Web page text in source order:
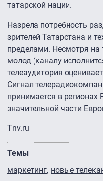
татарской нации.
Назрела потребность
зрителей Татарстана и
пределами. Несмотря на
молод (каналу
телеаудитория
Сигнал
принимается в регионах
значительной части
Тnv.ru
Темы
маркетинг новые